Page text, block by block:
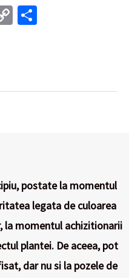
C
nk ză
postate la momentul
legata de culoarea
la momentul achizitionarii
plantei. De aceea, pot
dar nu si la pozele de